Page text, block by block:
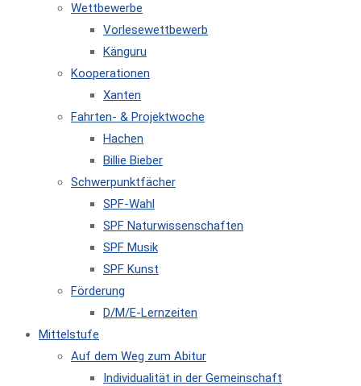
Wettbewerbe
Vorlesewettbewerb
Känguru
Kooperationen
Xanten
Fahrten- & Projektwoche
Hachen
Billie Bieber
Schwerpunktfächer
SPF-Wahl
SPF Naturwissenschaften
SPF Musik
SPF Kunst
Förderung
D/M/E-Lernzeiten
Mittelstufe
Auf dem Weg zum Abitur
Individualität in der Gemeinschaft